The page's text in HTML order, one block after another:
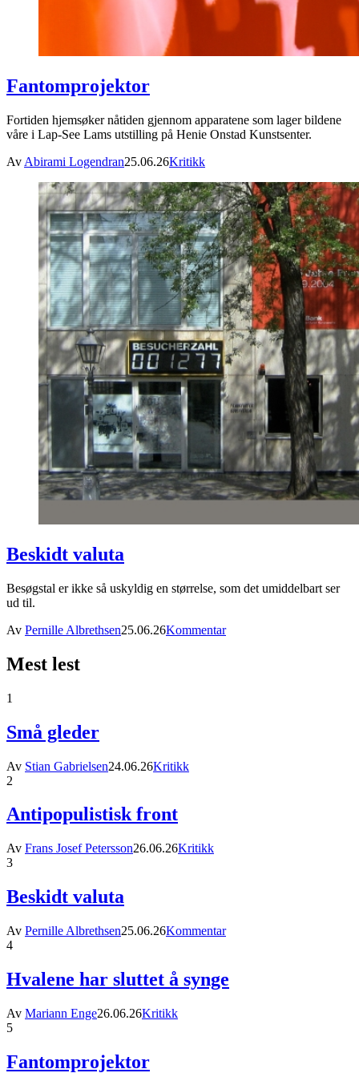
Fantomprojektor
Fortiden hjemsøker nåtiden gjennom apparatene som lager bildene
våre i Lap-See Lams utstilling på Henie Onstad Kunstsenter.
Av Abirami Logendran25.06.26Kritikk
Beskidt valuta
Besøgstal er ikke så uskyldig en størrelse, som det umiddelbart ser
ud til.
Av Pernille Albrethsen25.06.26Kommentar
Mest lest
1
Små gleder
Av Stian Gabrielsen24.06.26Kritikk
2
Antipopulistisk front
Av Frans Josef Petersson26.06.26Kritikk
3
Beskidt valuta
Av Pernille Albrethsen25.06.26Kommentar
4
Hvalene har sluttet å synge
Av Mariann Enge26.06.26Kritikk
5
Fantomprojektor